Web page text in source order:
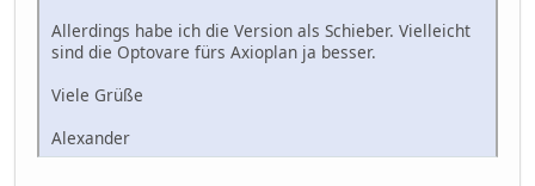
Allerdings habe ich die Version als Schieber. Vielleicht
sind die Optovare fürs Axioplan ja besser.
Viele Grüße
Alexander